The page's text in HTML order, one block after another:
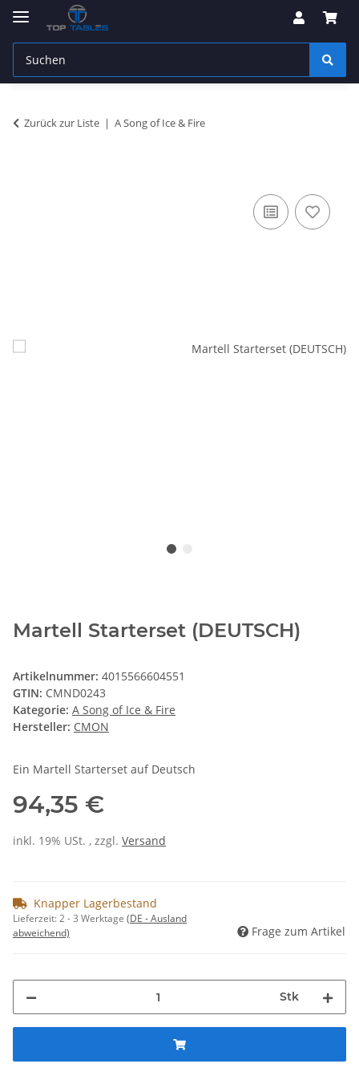
Zurück zur Liste A Song of Ice & Fire
Martell Starterset (DEUTSCH)
Artikelnummer: 4015566604551
GTIN: CMND0243
Kategorie: A Song of Ice & Fire
Hersteller: CMON
Ein Martell Starterset auf Deutsch
94,35 €
inkl. 19% USt. , zzgl. Versand
Knapper Lagerbestand
Lieferzeit:2 - 3 Werktage (DE - Ausland
abweichend)
Frage zum Artikel
Stk